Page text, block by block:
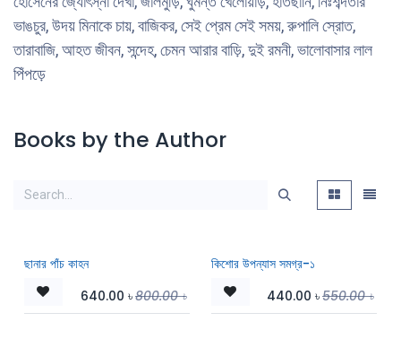
ভাঙচুর, উদয় মিনাকে চায়, বাজিকর, সেই প্রেম সেই সময়, রুপালি স্রোত,
তারাবাজি, আহত জীবন, সন্দেহ, চেমন আরার বাড়ি, দুই রমনী, ভালােবাসার লাল
পিঁপড়ে
Books by the Author
ছানার পাঁচ কাহন
640.00 ৳800.00৳
কিশোর উপন্যাস সমগ্র-১
440.00 ৳550.00৳